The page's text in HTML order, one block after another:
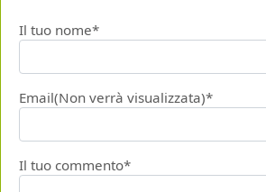
Il tuo nome*
Email(Non verrà visualizzata)*
Il tuo commento*